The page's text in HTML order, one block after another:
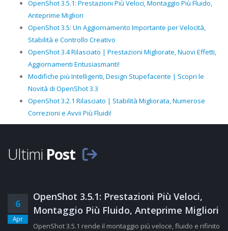
OpenShot 3.5.1: Prestazioni Più Veloci, Montaggio Più Fluido,
Anteprime Migliori
OpenShot 3.5: Un Aggiornamento Importante per Velocità,
Stabilità e Controllo Creativo
OpenShot 3.4 Rilasciato | Prestazioni Migliorate, Nuovi Effetti,
Aggiornamenti Entusiasmanti!
Modifiche più Intelligenti, Design Stupefacente | Scopri le
Novità di OpenShot 3.3
OpenShot 3.2.1 Rilasciato | Stabilità Migliorata, Numerose
Correzioni e Avvii Più Fluidi!
Ultimi Post
6
Apr
OpenShot 3.5.1: Prestazioni Più Veloci,
Montaggio Più Fluido, Anteprime Migliori
OpenShot 3.5.1 rende il montaggio più veloce, fluido e rifinito